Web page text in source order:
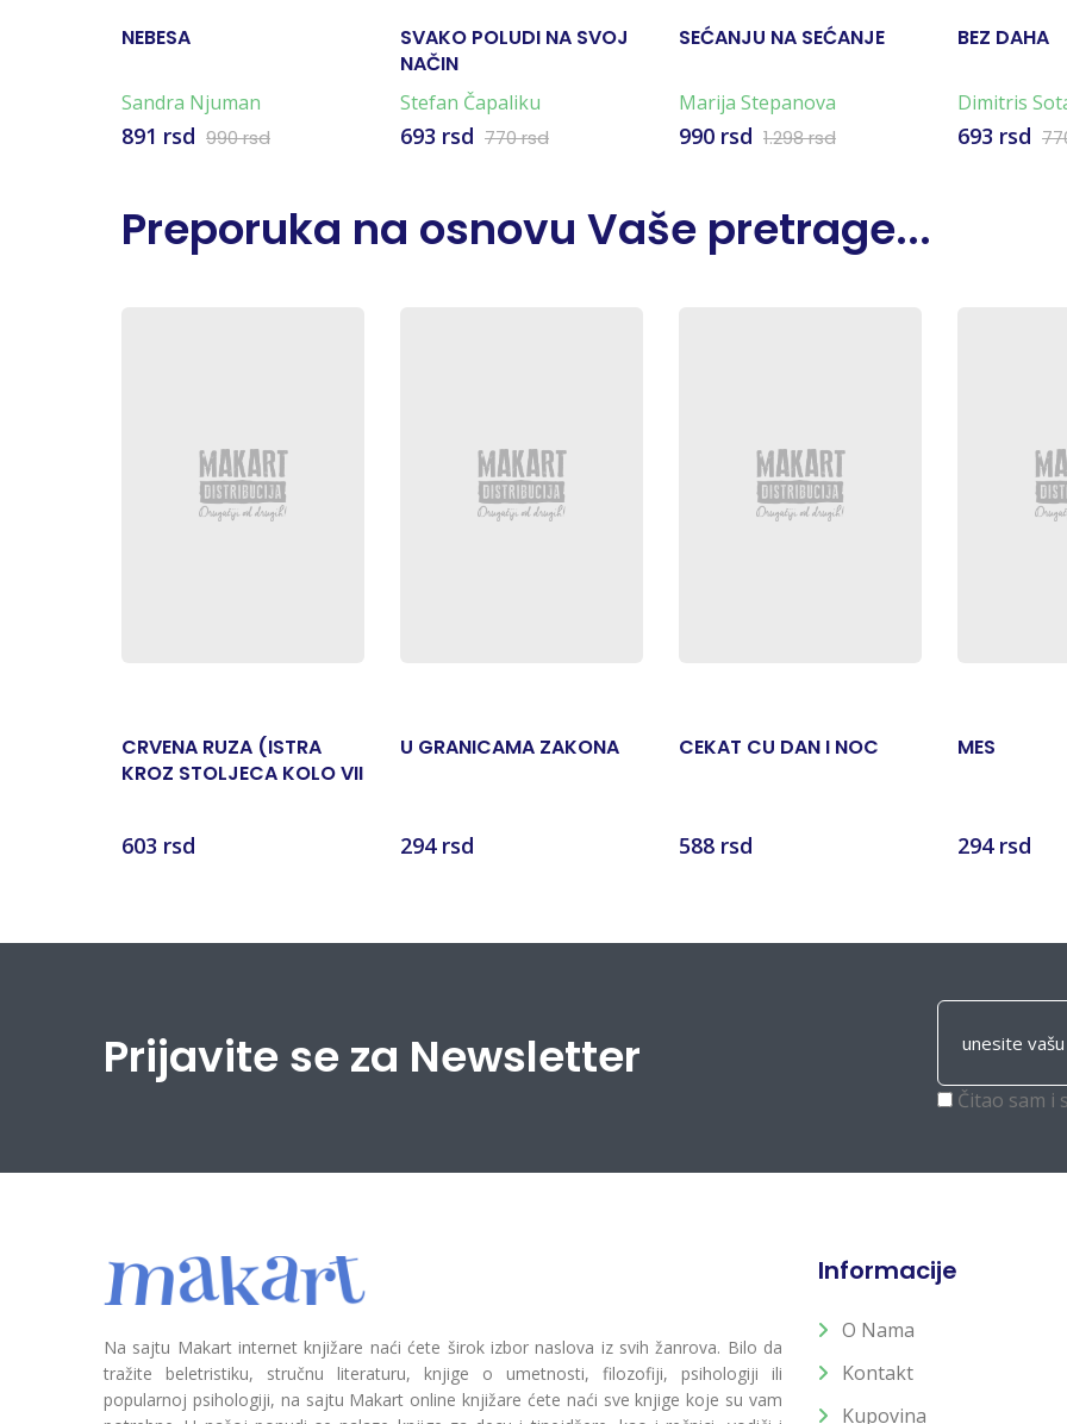
NEBESA
Sandra Njuman
891 rsd 990 rsd
SVAKO POLUDI NA SVOJ
NAČIN
Stefan Čapaliku
693 rsd 770 rsd
SEĆANJU NA SEĆANJE
Marija Stepanova
990 rsd 1.298 rsd
BEZ DAHA
Dimitris
693 rsd
Preporuka na osnovu Vaše pretrage...
CRVENA RUZA (ISTRA
KROZ STOLJECA KOLO VII
603 rsd
U GRANICAMA ZAKONA
294 rsd
CEKAT CU DAN I NOC
588 rsd
MES
294 rsd
Prijavite se za Newsletter
Čitao sam i
Na sajtu Makart internet knjižare naći ćete širok izbor naslova iz svih žanrova. Bilo da
tražite beletristiku, stručnu literaturu, knjige o umetnosti, filozofiji, psihologiji ili
popularnoj psihologiji, na sajtu Makart online knjižare ćete naći sve knjige koje su vam
Informacije
O Nama
Kontakt
Kupovina